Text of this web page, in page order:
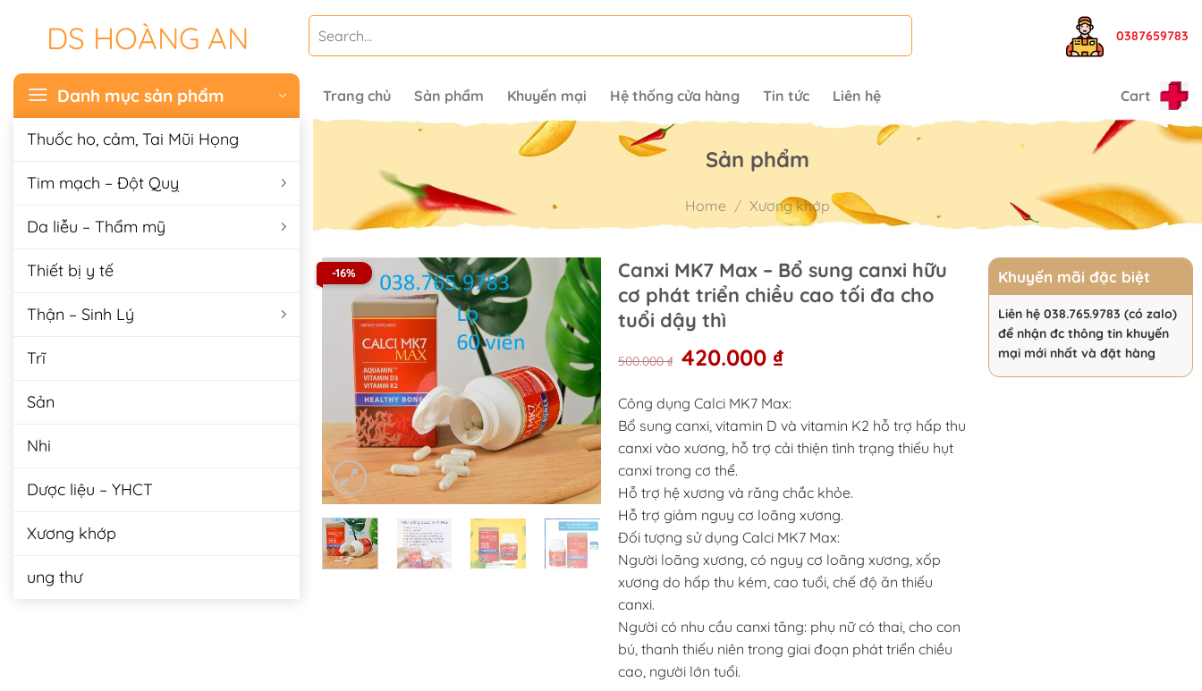
dung
DS HOÀNG AN
Search
for:
0387659783
Danh mục sản phẩm
Thuốc ho, cảm, Tai Mũi Họng
Tim mạch – Đột Quỵ
Da liễu – Thẩm mỹ
Thiết bị y tế
Thận – Sinh Lý
Trĩ
Sản
Nhi
Dược liệu – YHCT
Xương khớp
ung thư
Trang chủ Sản phẩm Khuyến mại Hệ thống cửa hàng Tin tức Liên hệ Cart
Sản phẩm
Home / Xương khớp
-16%
Canxi MK7 Max – Bổ sung canxi hữu
cơ phát triển chiều cao tối đa cho
tuổi dậy thì
500.000₫ Original
price
500.000 ₫.
420.000 ₫
420.000 ₫.
Công dụng Calci MK7 Max:
Bổ sung canxi, vitamin D và vitamin K2 hỗ trợ hấp thu
canxi vào xương, hỗ trợ cải thiện tình trạng thiếu hụt
canxi trong cơ thể.
Hỗ trợ hệ xương và răng chắc khỏe.
Hỗ trợ giảm nguy cơ loãng xương.
Đối tượng sử dụng Calci MK7 Max:
Người loãng xương, có nguy cơ loãng xương, xốp
xương do hấp thu kém, cao tuổi, chế độ ăn thiếu
canxi.
Người có nhu cầu canxi tăng: phụ nữ có thai, cho con
bú, thanh thiếu niên trong giai đoạn phát triển chiều
cao, người lớn tuổi.
Khuyến mãi đặc biệt
Liên hệ 038.765.9783 (có zalo)
để nhận đc thông tin khuyến
mại mới nhất và đặt hàng